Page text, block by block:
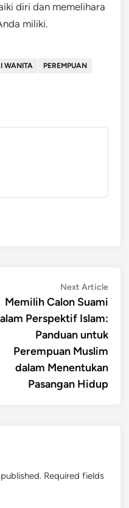
diri dan memelihara
miliki.
WANITA
PEREMPUAN
Next ArticleNext
Memilih Calon Suami
Perspektif Islam:
Panduan untuk
Perempuan Muslim
dalam Menentukan
Pasangan Hidup
Required fields